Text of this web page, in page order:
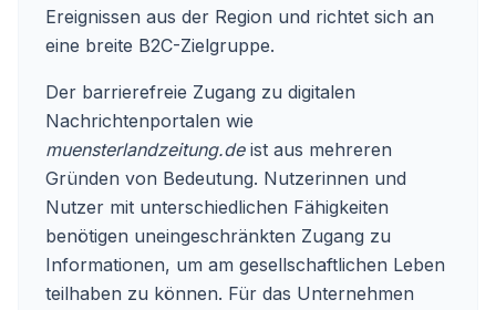
Ereignissen aus der Region und richtet sich an
eine breite B2C-Zielgruppe.
Der barrierefreie Zugang zu digitalen
Nachrichtenportalen wie
muensterlandzeitung.deist aus mehreren
Gründen von Bedeutung. Nutzerinnen und
Nutzer mit unterschiedlichen Fähigkeiten
benötigen uneingeschränkten Zugang zu
Informationen, um am gesellschaftlichen Leben
teilhaben zu können. Für das Unternehmen